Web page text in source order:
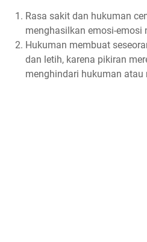
Rasa sakit dan hukuman
menghasilkan emosi-emosi
Hukuman membuat
dan letih, karena pikiran
menghindari hukuman atau